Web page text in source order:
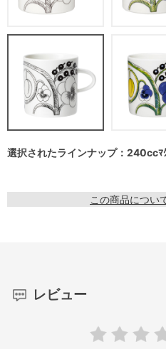
選択されたラインナップ：240ccﾏ
この商品につい
レビュー